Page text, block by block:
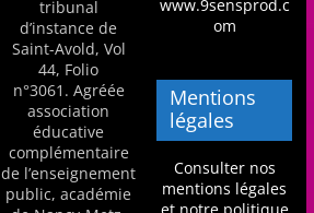
tribunal
d’instance de
Saint-Avold, Vol
44, Folio
n°3061. Agréée
association
éducative
complémentaire
de l’enseignement
public, académie
www.9sensprod.c
om
Mentions
légales
Consulter nos
mentions légales